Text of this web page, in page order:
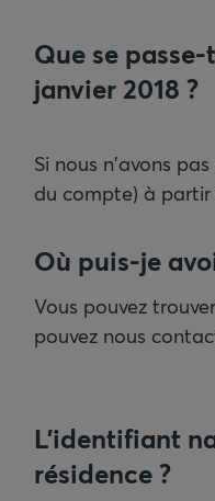
Que se
janvier 2018 ?
Si nous n'avons
du compte) à partir
Où puis-je
Vous pouvez
pouvez nous
L'identifiant
résidence ?